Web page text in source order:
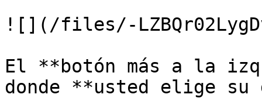
![](/files/-
El **botón más a la
donde **usted elige